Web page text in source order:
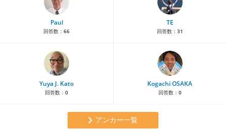
Paul
回答数： 66
TE
回答数： 31
Yuya J. Kato
回答数： 0
Kogachi OSAKA
回答数： 0
アンカー一覧